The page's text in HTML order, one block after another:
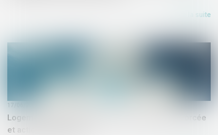
Lire la suite
Logement décent : distinction entre exécution forcée
et action indemnitaire
17/06/2026